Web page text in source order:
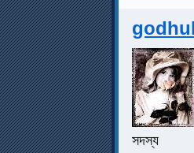
সদস্য